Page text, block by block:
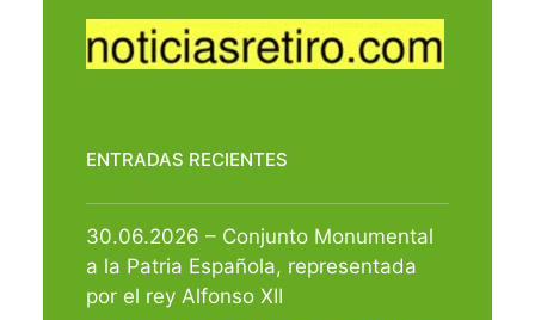
ENTRADAS RECIENTES
30.06.2026 – Conjunto Monumental
a la Patria Española, representada
por el rey Alfonso XII